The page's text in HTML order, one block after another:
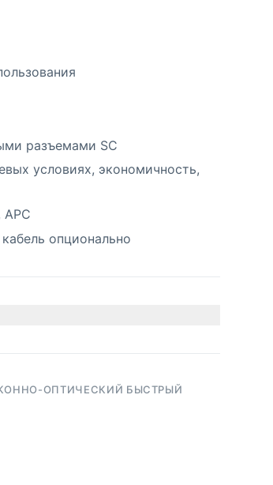
разъемами SC
условиях, экономичность,
опционально
ОПТИЧЕСКИЙ БЫСТРЫЙ